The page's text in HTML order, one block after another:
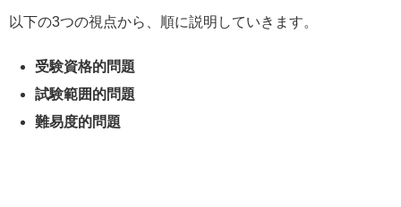
以下の3つの視点から、順に説明していきます。
受験資格的問題
試験範囲的問題
難易度的問題